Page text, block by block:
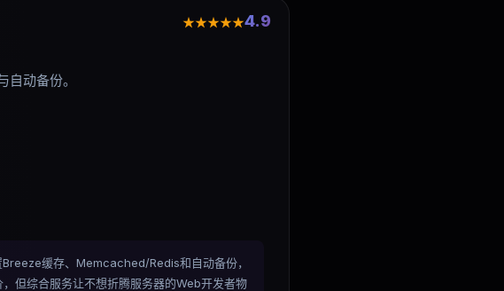
★★★★★4.9
动备份。
缓存、Memcached/Redis和自动备份，
但综合服务让不想折腾服务器的Web开发者物